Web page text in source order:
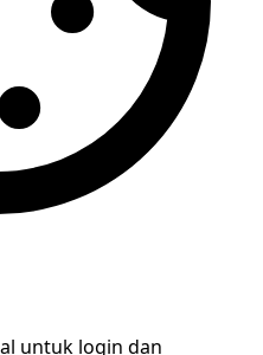
untuk login dan